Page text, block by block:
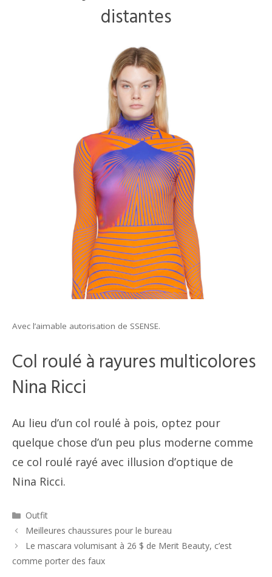
distantes
Avec l’aimable autorisation de SSENSE.
Col roulé à rayures multicolores
Nina Ricci
Au lieu d’un col roulé à pois, optez pour
quelque chose d’un peu plus moderne comme
ce col roulé rayé avec illusion d’optique de
Nina Ricci.
Catégories
Outfit
Navigation
des
Meilleures chaussures pour le bureau
Le mascara volumisant à 26 $ de Merit Beauty, c’est
comme porter des faux